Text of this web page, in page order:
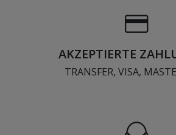
AKZEPTIERTE
TRANSFER, VISA,